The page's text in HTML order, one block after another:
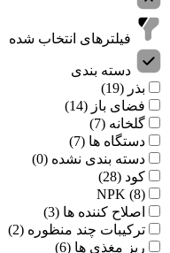
فیلترهای انتخاب شده
دسته بندی
بذر (19)
فضای باز (14)
گلخانه (7)
دستگاه ها (7)
دسته بندی نشده (0)
کود (28)
NPK (8)
اصلاح کننده ها (3)
ترکیبات چند منظوره (2)
ریز مغذی ها (6)